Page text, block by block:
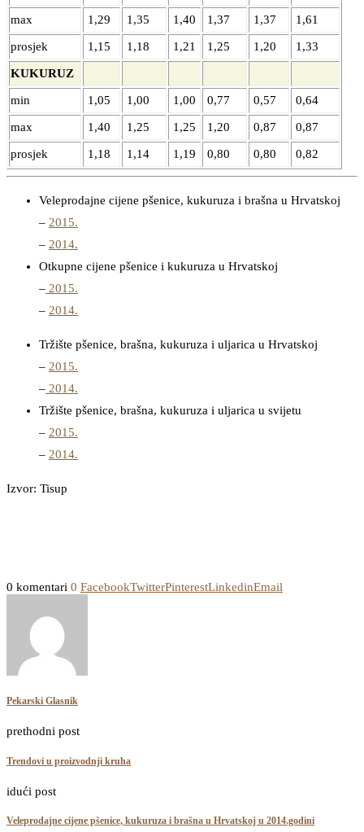
max 1,29 1,35 1,40 1,37 1,37 1,61
prosjek 1,15 1,18 1,21 1,25 1,20 1,33
KUKURUZ
min 1,05 1,00 1,00 0,77 0,57 0,64
max 1,40 1,25 1,25 1,20 0,87 0,87
prosjek 1,18 1,14 1,19 0,80 0,80 0,82
Veleprodajne cijene pšenice, kukuruza i brašna u Hrvatskoj
– 2015.
– 2014.
Otkupne cijene pšenice i kukuruza u Hrvatskoj
– 2015.
– 2014.
Tržište pšenice, brašna, kukuruza i uljarica u Hrvatskoj
– 2015.
– 2014.
Tržište pšenice, brašna, kukuruza i uljarica u svijetu
– 2015.
– 2014.
Izvor: Tisup
0 komentari 0 FacebookTwitterPinterestLinkedinEmail
Pekarski Glasnik
prethodni post
Trendovi u proizvodnji kruha
idući post
Veleprodajne cijene pšenice, kukuruza i brašna u Hrvatskoj u 2014.godini